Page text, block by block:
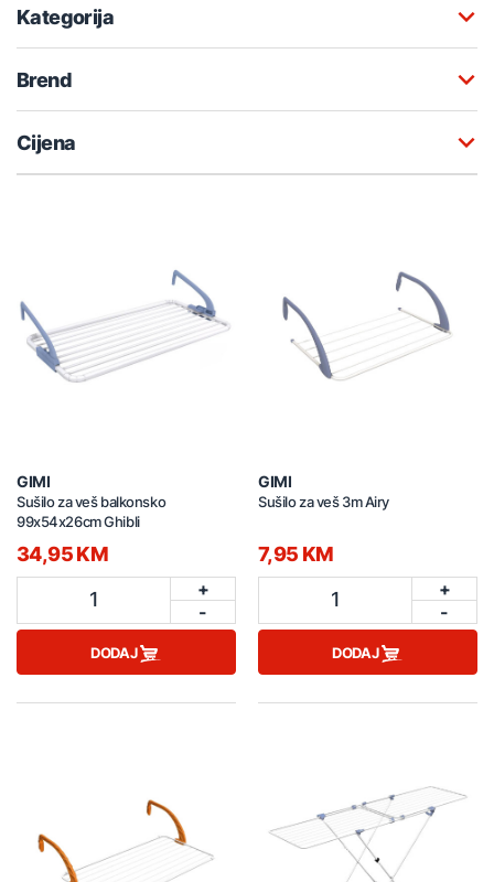
Kategorija
Brend
Cijena
GIMI
Sušilo za veš balkonsko
99x54x26cm Ghibli
34,95 KM
1
+
-
DODAJ
GIMI
Sušilo za veš 3m Airy
7,95 KM
1
+
-
DODAJ